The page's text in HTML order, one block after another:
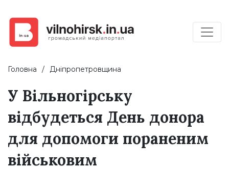
Головна Дніпропетровщина
У Вільногірську
відбудеться День донора
для допомоги пораненим
військовим